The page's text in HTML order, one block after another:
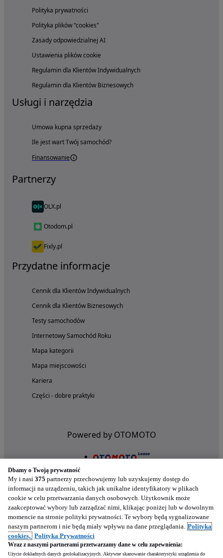
Polityka prywatności
Polityka plików "cookies"
Zasady odpowiedzialnej AI
Ustawienia plików cookie
Regulamin dla Klientów Indywidualnych
Regulamin dla Klientów Biznesowych
Usługi i narzędzia
Umowa kupna sprzedaży
Ile jest wart Twój samochód?
Finansowanie
Partnerzy
OLX.pl
Otodom.pl
Fixly.pl
Przydatne informacje
Cennik dla Klientów Indywidualnych
Cennik dla Klientów Biznesowych
Testy samochodów
Internetowy Samochód Roku
Mapa kategorii
Mapa miejscowości
Kariera
Części - dobre praktyki
Powered by OTOMOTO
Nasze aplikacje w twoim telefonie
Dbamy o Twoją prywatność
My i nasi 375 partnerzy przechowujemy lub uzyskujemy dostęp do
informacji na urządzeniu, takich jak unikalne identyfikatory w plikach
cookie w celu przetwarzania danych osobowych. Użytkownik może
zaakceptować wybory lub zarządzać nimi, klikając poniżej lub w dowolnym
momencie na stronie polityki prywatności. Te wybory będą sygnalizowane
naszym partnerom i nie będą miały wpływu na dane przeglądania. Polityka
cookies, Polityka Prywatności
Wraz z naszymi partnerami przetwarzamy dane w celu zapewnienia:
Użycie dokładnych danych geolokalizacyjnych. Aktywne skanowanie charakterystyki urządzenia do